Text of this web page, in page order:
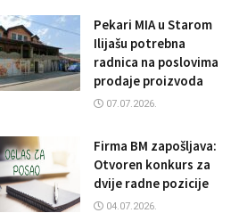
Pekari MIA u Starom
Ilijašu potrebna
radnica na poslovima
prodaje proizvoda
07.07.2026.
Firma BM zapošljava:
Otvoren konkurs za
dvije radne pozicije
04.07.2026.